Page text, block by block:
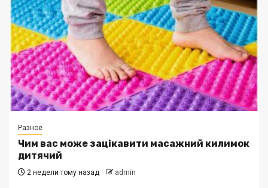
Разное
Чим вас може зацікавити масажний килимок
дитячий
2 недели тому назад admin